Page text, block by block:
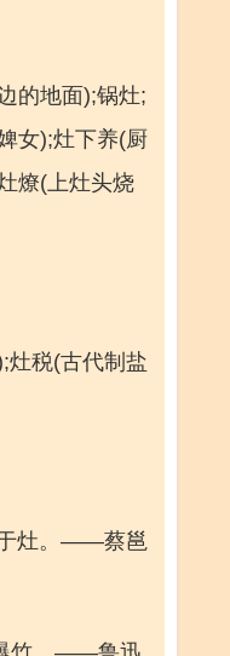
的地面);锅灶;
女);灶下养(厨
燎(上灶头烧
灶税(古代制盐
于灶。——蔡邕